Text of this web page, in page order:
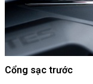
Cổng sạc trước